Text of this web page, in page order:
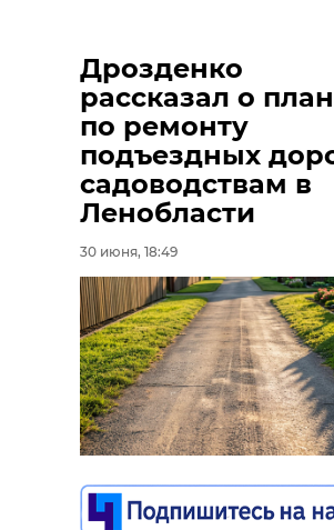
Дрозденко
рассказал о
по ремонту
подъездных
садоводствам в
Ленобласти
30 июня, 18:49